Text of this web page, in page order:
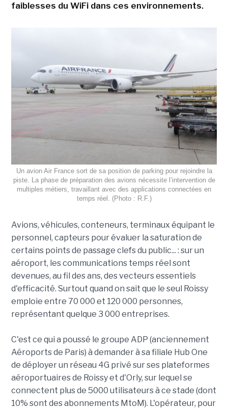
faiblesses du WiFi dans ces environnements.
Un avion Air France sort de sa position de parking pour rejoindre la
piste. La phase de préparation des avions nécessite l’intervention de
multiples métiers, travaillant avec des applications connectées en
temps réel. (Photo : R.F.)
Avions, véhicules, conteneurs, terminaux équipant le
personnel, capteurs pour évaluer la saturation de
certains points de passage clefs du public... : sur un
aéroport, les communications temps réel sont
devenues, au fil des ans, des vecteurs essentiels
d'efficacité. Surtout quand on sait que le seul Roissy
emploie entre 70 000 et 120 000 personnes,
représentant quelque 3 000 entreprises.
C'est ce qui a poussé le groupe ADP (anciennement
Aéroports de Paris) à demander à sa filiale Hub One
de déployer un réseau 4G privé sur ses plateformes
aéroportuaires de Roissy et d'Orly, sur lequel se
connectent plus de 5000 utilisateurs à ce stade (dont
10% sont des abonnements MtoM). L'opérateur, pour